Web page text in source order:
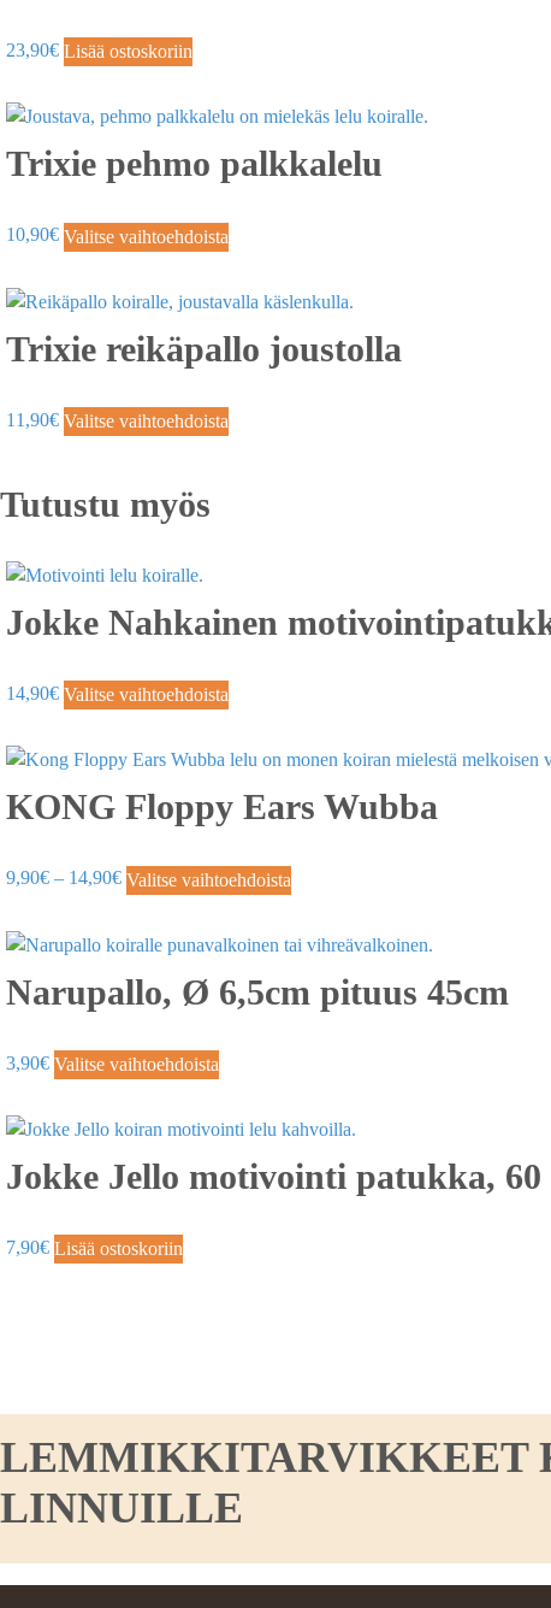
23,90€ Lisää ostoskoriin
Trixie pehmo palkkalelu
10,90€ Valitse vaihtoehdoista
Trixie reikäpallo joustolla
11,90€ Valitse vaihtoehdoista
Tutustu myös
Jokke Nahkainen
14,90€ Valitse vaihtoehdoista
KONG Floppy Ears Wubba
9,90€ – 14,90€ Valitse vaihtoehdoista
Narupallo, Ø 6,5cm pituus 45cm
3,90€ Valitse vaihtoehdoista
Jokke Jello motivointi patukka, 60
7,90€ Lisää ostoskoriin
LEMMIKKITARVIKKEET
LINNUILLE